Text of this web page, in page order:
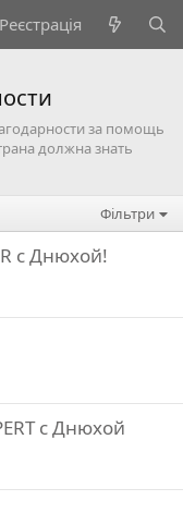
Реєстрація
за помощь
должна знать
Фільтри
с Днюхой!
с Днюхой